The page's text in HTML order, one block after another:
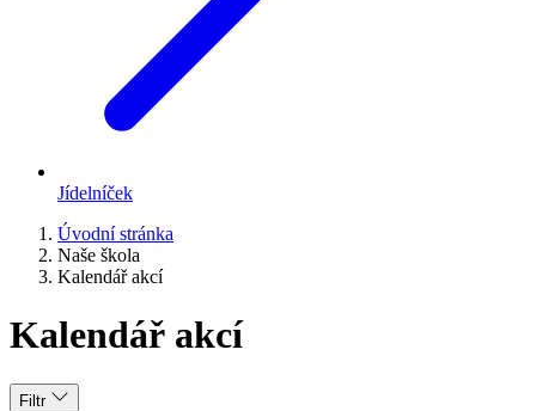
Jídelníček
Úvodní stránka
Naše škola
Kalendář akcí
Kalendář akcí
Filtr